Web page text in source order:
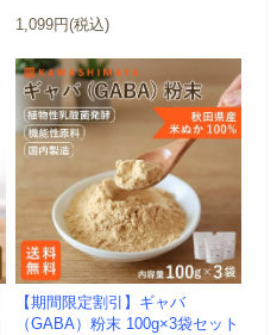
1,099円(税込)
【期間限定割引】ギャバ
（GABA）粉末 100g×3袋セット